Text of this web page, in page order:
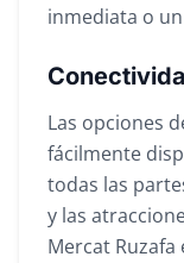
inmediata o
Las opciones
fácilmente
todas las
y las
Mercat Ruzafa